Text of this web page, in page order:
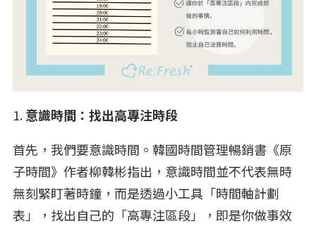
1.意識時間：找出高專注時段
首先，我們要意識時間。韓國時間管理暢銷書《原
子時間》作者柳韓彬指出，意識時間並不代表無時
無刻緊盯著時鐘，而是透過小工具「時間軸計劃
表」，找出自己的「高專注區段」，即是你做事效